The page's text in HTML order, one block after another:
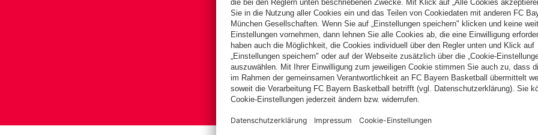
Basketball Frauen Handball Schach Schiedsrichter Seniorenfußball
Impressum Datenschutz Nutzungsbedingungen Barrierefreiheit